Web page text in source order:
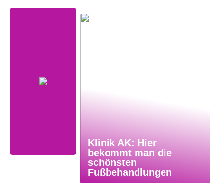
Klinik AK: Hier
bekommt man die
schönsten
Fußbehandlungen